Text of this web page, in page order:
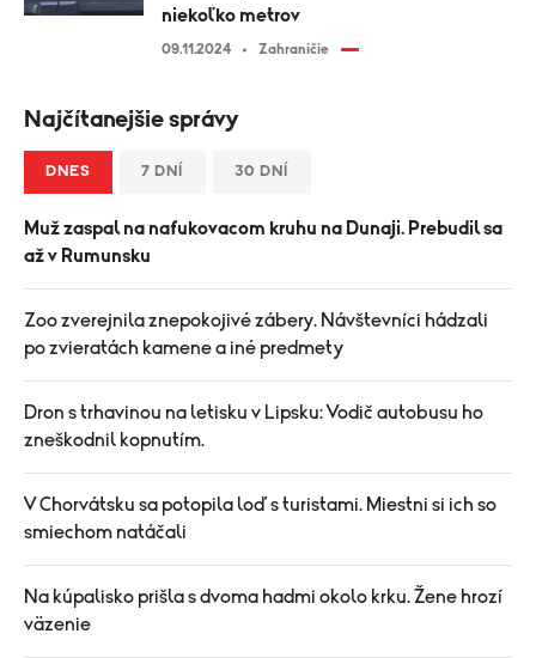
niekoľko metrov
09.11.2024 Zahraničie
Najčítanejšie správy
DNES 7 DNÍ 30 DNÍ
Muž zaspal na nafukovacom kruhu na Dunaji. Prebudil sa
až v Rumunsku
Zoo zverejnila znepokojivé zábery. Návštevníci hádzali
po zvieratách kamene a iné predmety
Dron s trhavinou na letisku v Lipsku: Vodič autobusu ho
zneškodnil kopnutím.
V Chorvátsku sa potopila loď s turistami. Miestni si ich so
smiechom natáčali
Na kúpalisko prišla s dvoma hadmi okolo krku. Žene hrozí
väzenie